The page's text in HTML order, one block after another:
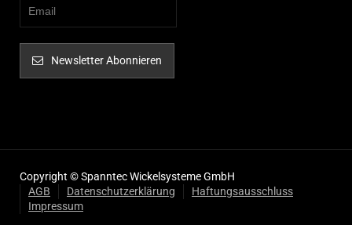
Newsletter Abonnieren
Copyright © Spanntec Wickelsysteme GmbH
AGB
Datenschutzerklärung
Haftungsausschluss
Impressum